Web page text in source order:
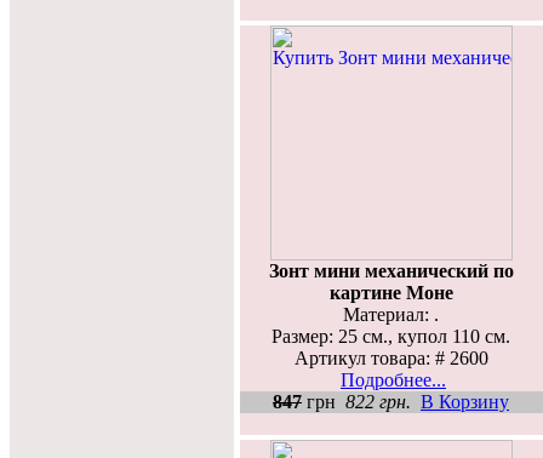
Зонт мини механический по
картине Моне
Материал: .
Размер: 25 см., купол 110 см.
Артикул товара: # 2600
Подробнее...
847 грн 822 грн. В Корзину